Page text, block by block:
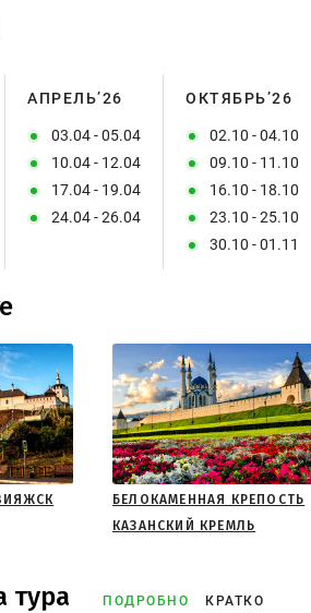
АПРЕЛЬ’26
03.04 - 05.04
10.04 - 12.04
17.04 - 19.04
24.04 - 26.04
ОКТЯБРЬ’26
02.10 - 04.10
09.10 - 11.10
16.10 - 18.10
23.10 - 25.10
30.10 - 01.11
БЕЛОКАМЕННАЯ КРЕПОСТЬ
КАЗАНСКИЙ КРЕМЛЬ
тура ПОДРОБНО КРАТКО